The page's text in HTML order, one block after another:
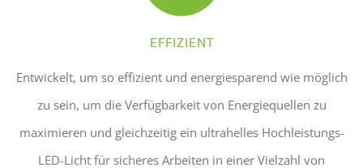
EFFIZIENT
Entwickelt, um so effizient und energiesparend wie möglich
zu sein, um die Verfügbarkeit von Energiequellen zu
maximieren und gleichzeitig ein ultrahelles Hochleistungs-
LED-Licht für sicheres Arbeiten in einer Vielzahl von